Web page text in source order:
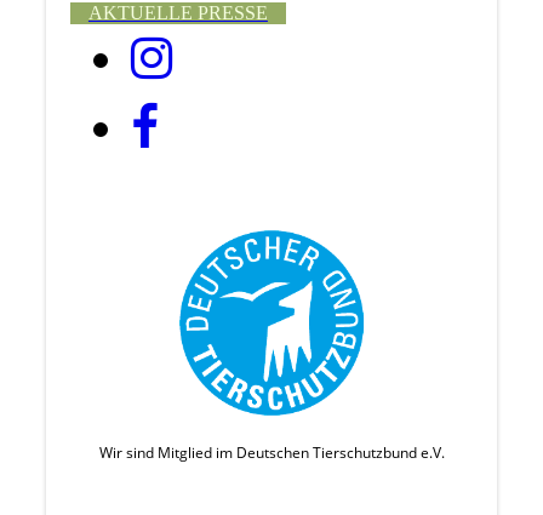
AKTUELLE PRESSE
Wir sind Mitglied im Deutschen Tierschutzbund e.V.